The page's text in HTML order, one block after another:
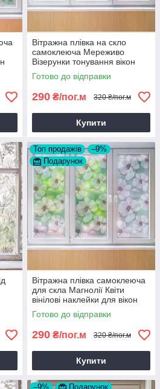
Вітражна плівка на скло
самоклеюча Мереживо
Візерунки тонування вікон
орнамент наклейка для вікна
1 пог.м
Готово до відправки
290 ₴/пог.м 320 ₴/пог.м
Купити
Топ продажів
–9%
Подарунок
Вітражна плівка самоклеюча
для скла Магнолії Квіти
вінілові наклейки для вікон
дзеркала 1 пог.м
Готово до відправки
290 ₴/пог.м 320 ₴/пог.м
Купити
–9% Подарунок